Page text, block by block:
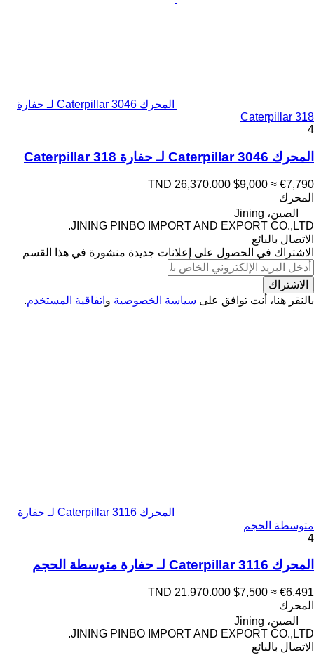
المحرك Caterpillar 3046 لـ حفارة
Caterpillar 318
4
المحرك Caterpillar 3046 لـ حفارة Caterpillar 318
TND 26,370.000 $9,000 ≈ €7,790
المحرك
الصين، Jining
JINING PINBO IMPORT AND EXPORT CO.,LTD.
الاتصال بالبائع
الاشتراك في الحصول على إعلانات جديدة منشورة في هذا القسم
الاشتراك
بالنقر هنا، أنت توافق على سياسة الخصوصية و اتفاقية المستخدم.
المحرك Caterpillar 3116 لـ حفارة
متوسطة الحجم
4
المحرك Caterpillar 3116 لـ حفارة متوسطة الحجم
TND 21,970.000 $7,500 ≈ €6,491
المحرك
الصين، Jining
JINING PINBO IMPORT AND EXPORT CO.,LTD.
الاتصال بالبائع